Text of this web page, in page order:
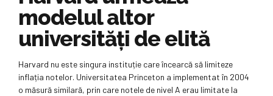
modelul altor
universități de elită
Harvard nu este singura instituție care încearcă să limiteze
inflația notelor. Universitatea Princeton a implementat în 2004
o măsură similară, prin care notele de nivel A erau limitate la